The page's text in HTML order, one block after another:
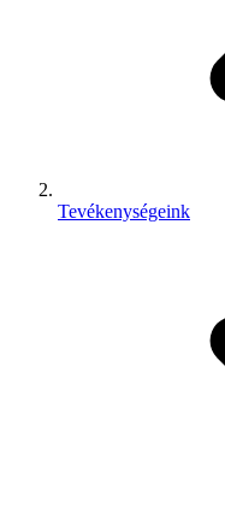
Tevékenységeink